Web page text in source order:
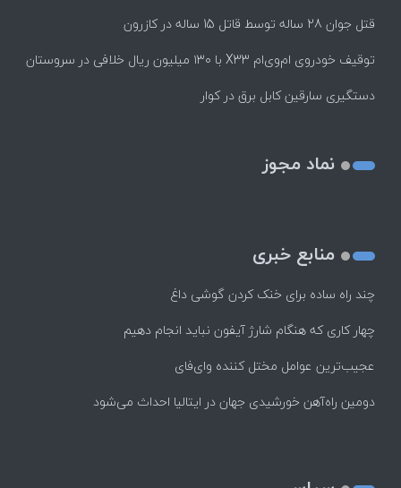
قتل جوان 28 ساله توسط قاتل 15 ساله در کازرون
توقیف خودروی ام‌وی‌ام X33 با ۱۳۰ میلیون ریال خلافی در سروستان
دستگیری سارقین کابل برق در کوار
نماد مجوز
منابع خبری
چند راه‌ ساده برای خنک کردن گوشی داغ
چهار کاری که هنگام شارژ آیفون نباید انجام دهیم
عجیب‌ترین عوامل مختل کننده وای‌فای
دومین راه‌آهن خورشیدی جهان در ایتالیا احداث می‌شود